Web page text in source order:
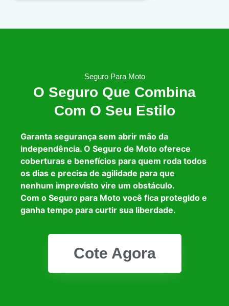
Seguro Para Moto
O Seguro Que Combina
Com O Seu Estilo
Garanta segurança sem abrir mão da
independência. O Seguro de Moto oferece
coberturas e benefícios para quem roda todos
os dias e precisa de agilidade para que
nenhum imprevisto vire um obstáculo.
Com o Seguro para Moto você fica protegido e
ganha tempo para curtir sua liberdade.
Cote Agora